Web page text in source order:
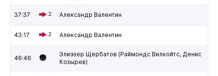
37:37 2 Александр Валентин
43:17 2 Александр Валентин
46:46
Элиэзер Щербатов (Раймондс Вилкойтс, Денис
Козырев)